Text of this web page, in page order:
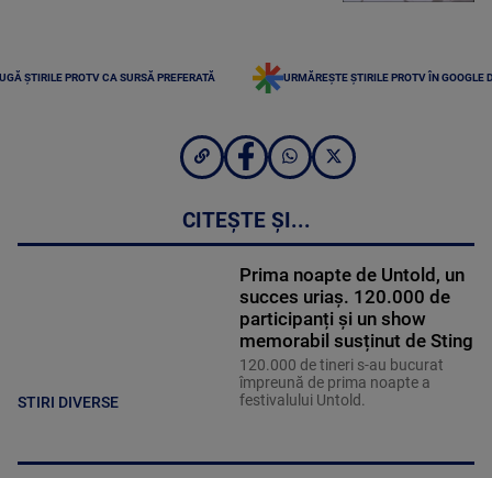
ȘTIRILE PROTV CA SURSĂ PREFERATĂ URMĂREȘTE ȘTIRILE PROTV ÎN GOOGLE
CITEȘTE ȘI...
STIRI DIVERSE
Prima noapte de Untold, un
succes uriaș. 120.000 de
participanți și un show
memorabil susținut de Sting
120.000 de tineri s-au bucurat
împreună de prima noapte a
festivalului Untold.